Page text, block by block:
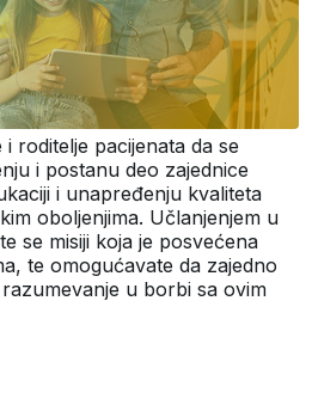
roditelje pacijenata da se
i postanu deo zajednice
i unapređenju kvaliteta
oboljenjima. Učlanjenjem u
se misiji koja je posvećena
te omogućavate da zajedno
u borbi sa ovim